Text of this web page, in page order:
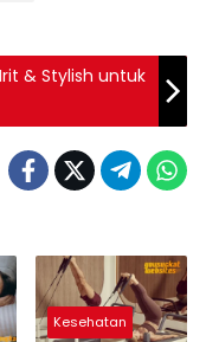
& Stylish untuk
Kesehatan